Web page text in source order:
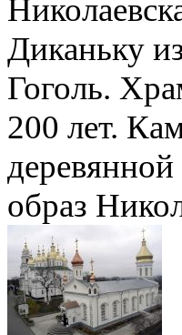
Диканьку
Гоголь.
200 лет.
образ